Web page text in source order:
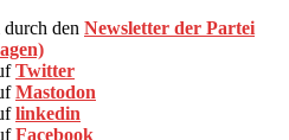
den Newsletter der Partei
Twitter
Mastodon
linkedin
Facebook